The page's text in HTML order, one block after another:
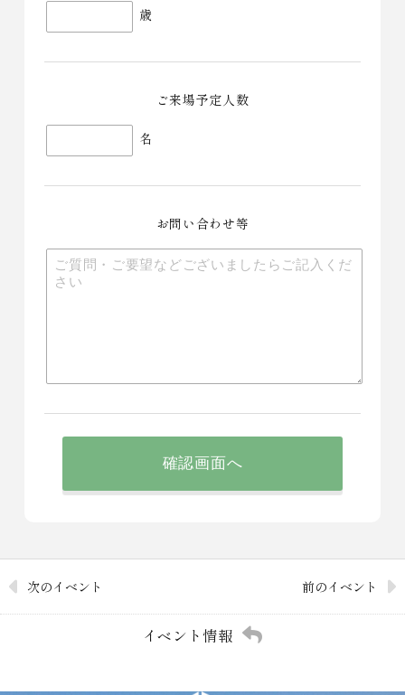
歳
ご来場予定人数
名
お問い合わせ等
確認画面へ
次のイベント 前のイベント
イベント情報